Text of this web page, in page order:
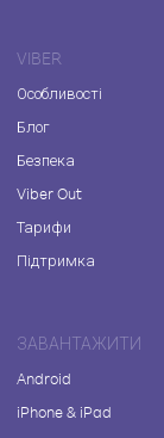
VIBER
Особливості
Блог
Безпека
Viber Out
Тарифи
Підтримка
ЗАВАНТАЖИТИ
Android
iPhone & iPad